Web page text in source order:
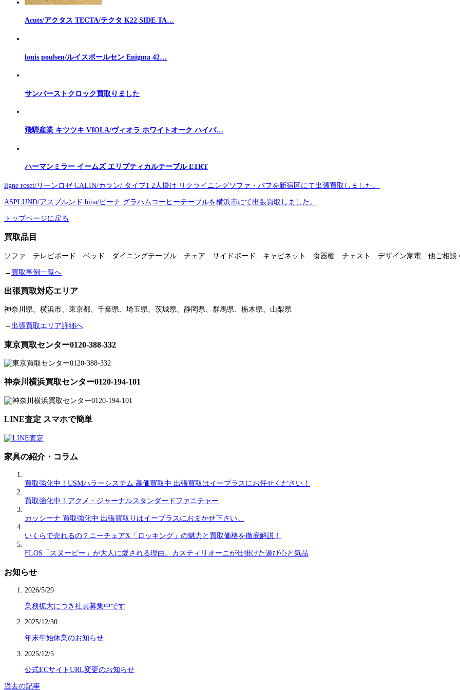
Acuts/アクタス TECTA/テクタ K22 SIDE TA…
louis poulsen/ルイスポールセン Enigma 42…
サンバーストクロック買取りました
飛騨産業 キツツキ VIOLA/ヴィオラ ホワイトオーク ハイバ…
ハーマンミラー イームズ エリプティカルテーブル ETRT
ligne roset/リーンロゼ CALIN/カラン/ タイプ1 2人掛け リクライニングソファ・パフを新宿区にて出張買取しました。
ASPLUND/アスプルンド bina/ビーナ グラハムコーヒーテーブルを横浜市にて出張買取しました。
トップページに戻る
買取品目
ソファ テレビボード ベッド ダイニングテーブル チェア サイドボード キャビネット 食器棚 チェスト デザイン家電 他ご相談
→ 買取事例一覧へ
出張買取対応エリア
神奈川県、横浜市、東京都、千葉県、埼玉県、茨城県、静岡県、群馬県、栃木県、山梨県
→ 出張買取エリア詳細へ
東京買取センター0120-388-332
神奈川横浜買取センター0120-194-101
LINE査定 スマホで簡単
家具の紹介・コラム
買取強化中！USMハラーシステム 高価買取中 出張買取はイープラスにお任せください！
買取強化中！アクメ・ジャーナルスタンダードファニチャー
カッシーナ 買取強化中 出張買取りはイープラスにおまかせ下さい。
いくらで売れるの？ニーチェアX「ロッキング」の魅力と買取価格を徹底解説！
FLOS「スヌーピー」が大人に愛される理由。カスティリオーニが仕掛けた遊び心と気品
お知らせ
2026/5/29
業務拡大につき社員募集中です
2025/12/30
年末年始休業のお知らせ
2025/12/5
公式ECサイトURL変更のお知らせ
過去の記事